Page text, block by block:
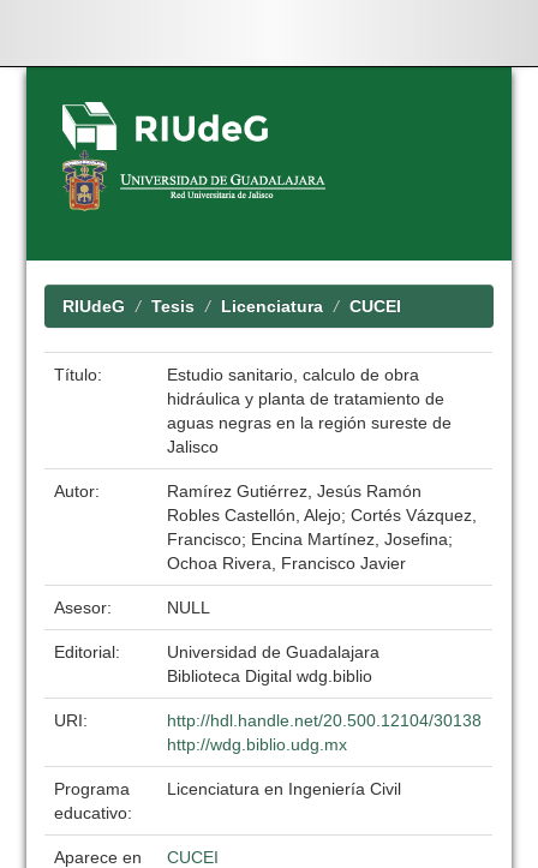
Skip
navigation
RIUdeG Tesis Licenciatura CUCEI
Título:
Estudio sanitario, calculo de obra
hidráulica y planta de tratamiento de
aguas negras en la región sureste de
Jalisco
Autor:
Ramírez Gutiérrez, Jesús Ramón
Robles Castellón, Alejo; Cortés Vázquez,
Francisco; Encina Martínez, Josefina;
Ochoa Rivera, Francisco Javier
Asesor: NULL
Editorial:
Universidad de Guadalajara
Biblioteca Digital wdg.biblio
URI:
http://hdl.handle.net/20.500.12104/30138
http://wdg.biblio.udg.mx
Programa
educativo:
Licenciatura en Ingeniería Civil
Aparece en
CUCEI